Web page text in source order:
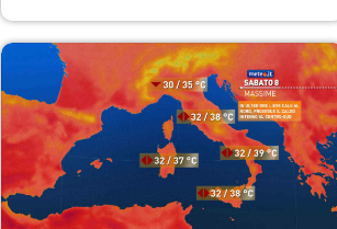
anche al Nord.